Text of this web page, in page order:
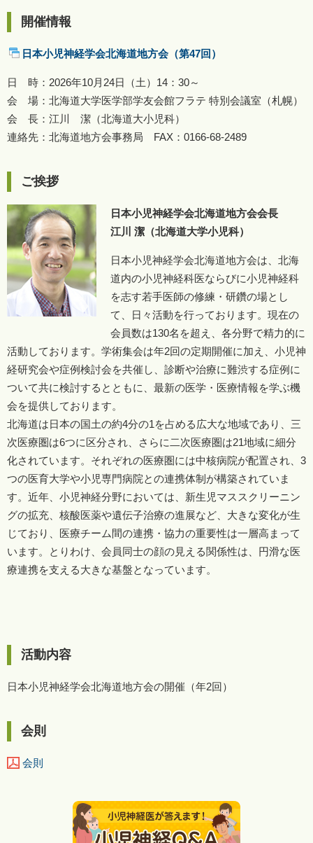
開催情報
日本小児神経学会北海道地方会（第47回）
日 時：2026年10月24日（土）14：30～
会 場：北海道大学医学部学友会館フラテ 特別会議室（札幌）
会 長：江川 潔（北海道大小児科）
連絡先：北海道地方会事務局 FAX：0166-68-2489
ご挨拶
日本小児神経学会北海道地方会会長
江川 潔（北海道大学小児科）
日本小児神経学会北海道地方会は、北海
道内の小児神経科医ならびに小児神経科
を志す若手医師の修練・研鑽の場とし
て、日々活動を行っております。現在の
会員数は130名を超え、各分野で精力的に
活動しております。学術集会は年2回の定期開催に加え、小児神
経研究会や症例検討会を共催し、診断や治療に難渋する症例に
ついて共に検討するとともに、最新の医学・医療情報を学ぶ機
会を提供しております。
北海道は日本の国土の約4分の1を占める広大な地域であり、三
次医療圏は6つに区分され、さらに二次医療圏は21地域に細分
化されています。それぞれの医療圏には中核病院が配置され、3
つの医育大学や小児専門病院との連携体制が構築されていま
す。近年、小児神経分野においては、新生児マススクリーニン
グの拡充、核酸医薬や遺伝子治療の進展など、大きな変化が生
じており、医療チーム間の連携・協力の重要性は一層高まって
います。とりわけ、会員同士の顔の見える関係性は、円滑な医
療連携を支える大きな基盤となっています。
活動内容
日本小児神経学会北海道地方会の開催（年2回）
会則
会則